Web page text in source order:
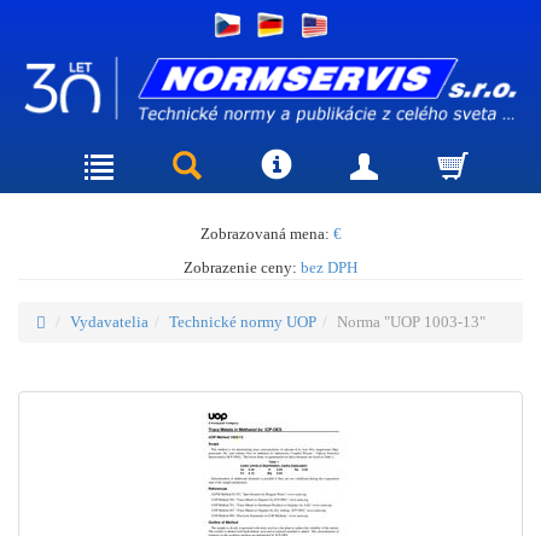
Zobrazovaná mena: €
Zobrazenie ceny: bez DPH
Vydavatelia Technické normy UOP Norma "UOP 1003-13"